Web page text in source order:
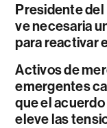
Presidente del
ve necesaria
para reactivar
Activos de
emergentes
que el
eleve las